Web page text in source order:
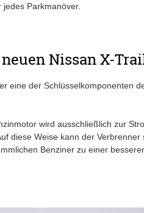
Parkmanöver.
Nissan X-
eine der Schlüsselkomponenten
wird ausschließlich zur
diese Weise kann der Verbrenner
Benziner zu einer